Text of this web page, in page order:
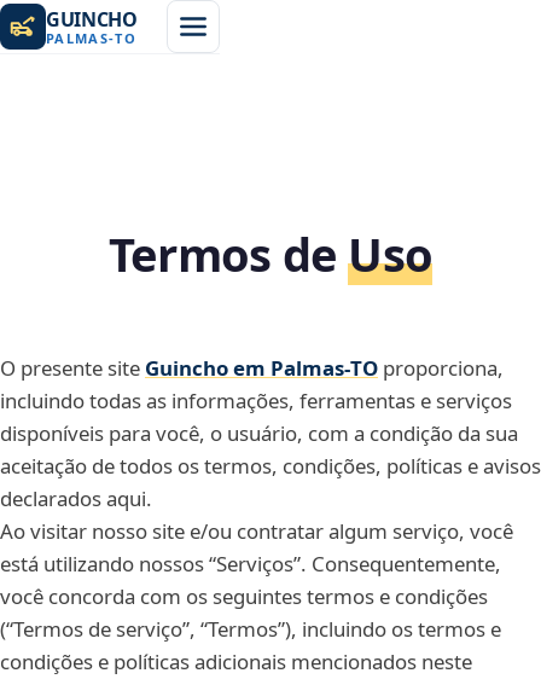
GUINCHO
PALMAS-TO
Termos deUso
O presente site Guincho em Palmas‑TO proporciona,
incluindo todas as informações, ferramentas e serviços
disponíveis para você, o usuário, com a condição da sua
aceitação de todos os termos, condições, políticas e avisos
declarados aqui.
Ao visitar nosso site e/ou contratar algum serviço, você
está utilizando nossos “Serviços”. Consequentemente,
você concorda com os seguintes termos e condições
(“Termos de serviço”, “Termos”), incluindo os termos e
condições e políticas adicionais mencionados neste